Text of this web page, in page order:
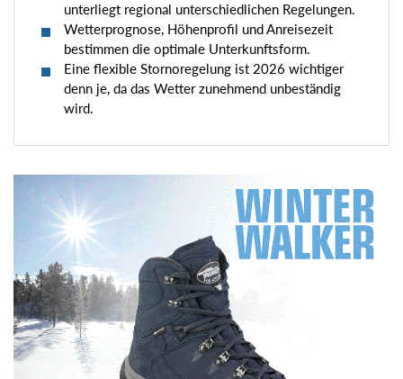
unterliegt regional unterschiedlichen Regelungen.
Wetterprognose, Höhenprofil und Anreisezeit
bestimmen die optimale Unterkunftsform.
Eine flexible Stornoregelung ist 2026 wichtiger
denn je, da das Wetter zunehmend unbeständig
wird.